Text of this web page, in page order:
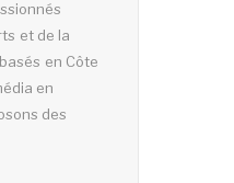
et de la
en Côte
en
des